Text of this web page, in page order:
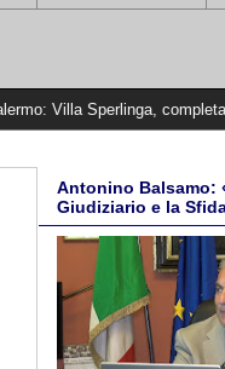
completato impianto di
Antonino Balsamo:
Giudiziario e la